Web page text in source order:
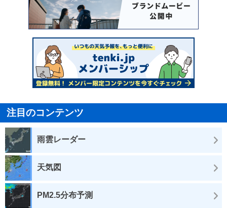
注目のコンテンツ
雨雲レーダー
天気図
PM2.5分布予測